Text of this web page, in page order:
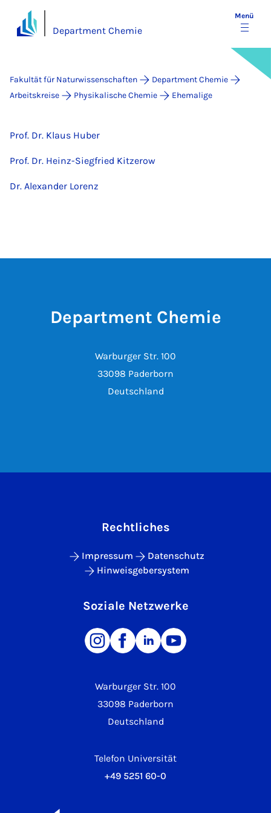
Department Chemie
Menü
Fakultät für Naturwissenschaften
Department Chemie
Arbeitskreise
Physikalische Chemie Ehemalige
Prof. Dr. Klaus Huber
Prof. Dr. Heinz-Siegfried Kitzerow
Dr. Alexander Lorenz
Department Chemie
Warburger Str. 100
33098 Paderborn
Deutschland
Warburger Str. 100
33098 Paderborn
Deutschland
Telefon Universität
+49 5251 60-0
Rechtliches
Impressum
Datenschutz
Hinweisgebersystem
Soziale Netzwerke